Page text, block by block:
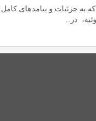
به جزئیات و پیامدهای کامل
در…